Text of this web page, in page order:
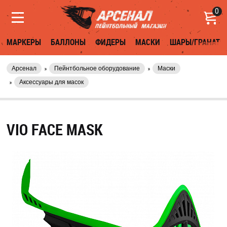
0
МАРКЕРЫ БАЛЛОНЫ ФИДЕРЫ МАСКИ ШАРЫ/ГРАНАТЫ
Арсенал Пейнтбольное оборудование
Маски
Аксессуары для масок
VIO FACE MASK